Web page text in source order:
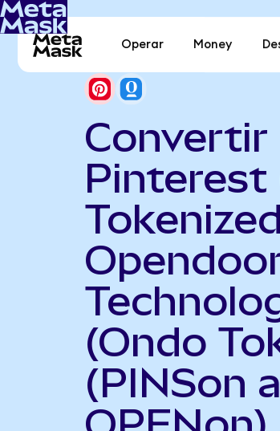
Operar Money
Convertir
Pinterest
(Ondo
(PINSon a